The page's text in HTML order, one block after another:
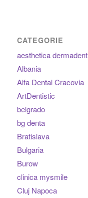
CATEGORIE
aesthetica dermadent
Albania
Alfa Dental Cracovia
ArtDentistic
belgrado
bg denta
Bratislava
Bulgaria
Burow
clinica mysmile
Cluj Napoca